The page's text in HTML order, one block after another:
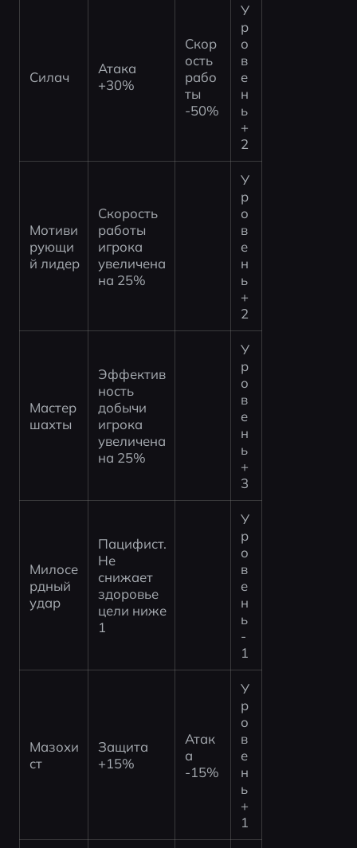
Силач
Атака
+30%
Скор
ость
рабо
ты
-50%
У
р
о
в
е
н
ь
+
2
Мотиви
рующи
й лидер
Скорость
работы
игрока
увеличена
на 25%
У
р
о
в
е
н
ь
+
2
Мастер
шахты
Эффектив
ность
добычи
игрока
увеличена
на 25%
У
р
о
в
е
н
ь
+
3
Милосе
рдный
удар
Пацифист.
Не
снижает
здоровье
цели ниже
1
У
р
о
в
е
н
ь
-
1
Мазохи
ст
Защита
+15%
Атак
а
-15%
У
р
о
в
е
н
ь
+
1